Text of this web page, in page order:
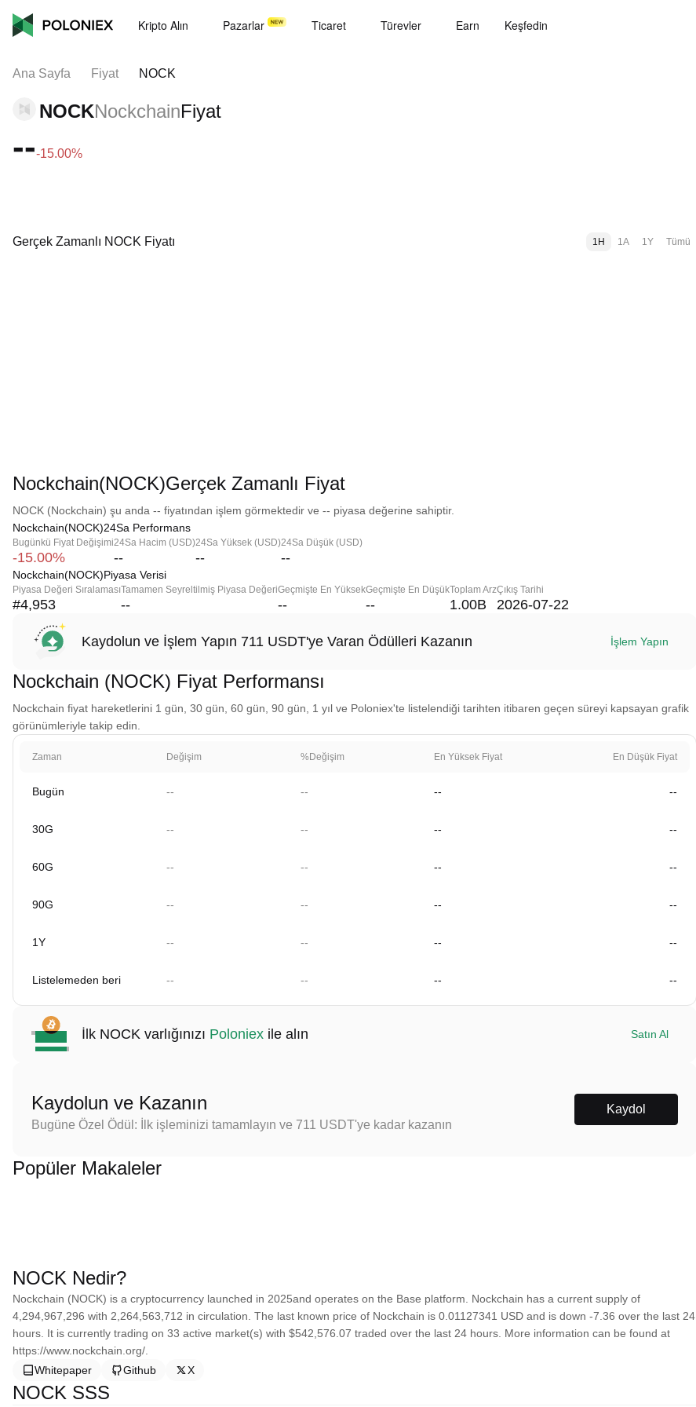
Kripto Alın Pazarlar Ticaret Türevler Earn Keşfedin
Ana Sayfa Fiyat NOCK
NOCKNockchainFiyat
---15.00%
Gerçek Zamanlı NOCK Fiyatı 1H 1A 1Y Tümü
Nockchain(NOCK)Gerçek Zamanlı Fiyat
NOCK (Nockchain) şu anda -- fiyatından işlem görmektedir ve -- piyasa değerine sahiptir.
Nockchain(NOCK)24Sa Performans
Bugünkü Fiyat Değişimi
-15.00%
24Sa Hacim (USD)
--
24Sa Yüksek (USD)
--
24Sa Düşük (USD)
--
Nockchain(NOCK)Piyasa Verisi
Piyasa Değeri Sıralaması
#4,953
Tamamen Seyreltilmiş Piyasa Değeri
--
Geçmişte En Yüksek
--
Geçmişte En Düşük
--
Toplam Arz
1.00B
Çıkış Tarihi
2026-07-22
Kaydolun ve İşlem Yapın 711 USDT'ye Varan Ödülleri Kazanın İşlem Yapın
Nockchain (NOCK) Fiyat Performansı
Nockchain fiyat hareketlerini 1 gün, 30 gün, 60 gün, 90 gün, 1 yıl ve Poloniex'te listelendiği tarihten itibaren geçen süreyi kapsayan grafik
görünümleriyle takip edin.
Zaman Değişim %Değişim En Yüksek Fiyat En Düşük Fiyat
Bugün -- -- -- --
30G -- -- -- --
60G -- -- -- --
90G -- -- -- --
1Y -- -- -- --
Listelemeden beri -- -- -- --
İlk NOCK varlığınızı Poloniex ile alın Satın Al
Kaydolun ve Kazanın
Bugüne Özel Ödül: İlk işleminizi tamamlayın ve 711 USDT'ye kadar kazanın
Kaydol
Popüler Makaleler
NOCK Nedir?
Nockchain (NOCK) is a cryptocurrency launched in 2025and operates on the Base platform. Nockchain has a current supply of
4,294,967,296 with 2,264,563,712 in circulation. The last known price of Nockchain is 0.01127341 USD and is down -7.36 over the last 24
hours. It is currently trading on 33 active market(s) with $542,576.07 traded over the last 24 hours. More information can be found at
https://www.nockchain.org/.
Whitepaper
Github X
NOCK SSS